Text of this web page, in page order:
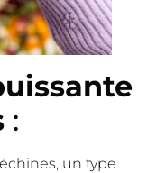
:
un type